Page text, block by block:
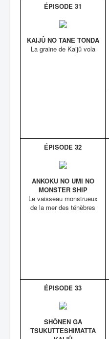
ÉPISODE 31
KAIJÛ NO TANE TONDA
La graine de Kaijû vola
ÉPISODE 32
ANKOKU NO UMI NO
MONSTER SHIP
Le vaisseau monstrueux
de la mer des ténèbres
ÉPISODE 33
SHÔNEN GA
TSUKUTTESHIMATTA